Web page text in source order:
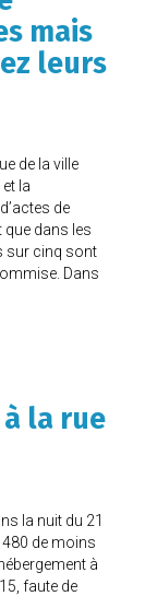
mais
leurs
de la ville
la
de
dans les
sur cinq sont
Dans
la rue
la nuit du 21
de moins
à
faute de